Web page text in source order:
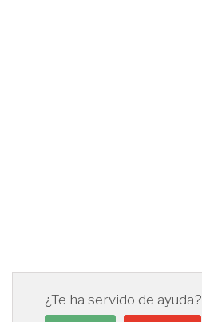
¿Te ha servido de ayuda?